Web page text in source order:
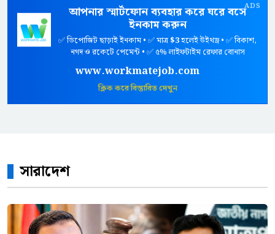
ADS
আপনার স্মার্টফোন ব্যবহার করে ঘরে বসে
ইনকাম করুন
✅ ডিপোজিট ছাড়াই ইনকাম • ✅ মাত্র$3হলেই উইথড্র • ✅ বিকাশ,
নগদ ও রকেটে পেমেন্ট • ✅ ৫% লাইফটাইম রেফার বোনাস
www.workmatejob.com
ক্লিক করে বিস্তারিত দেখুন
সারাদেশ